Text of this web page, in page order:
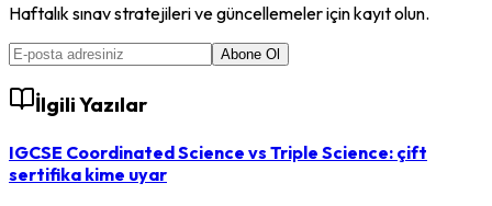
Haftalık sınav stratejileri ve güncellemeler için kayıt olun.
Abone Ol
İlgili Yazılar
IGCSE Coordinated Science vs Triple Science: çift
sertifika kime uyar